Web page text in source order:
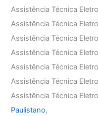
Assistência Técnica
Assistência Técnica
Assistência Técnica
Assistência Técnica
Assistência Técnica
Assistência Técnica
Assistência Técnica
Paulistano,